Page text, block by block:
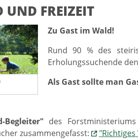
UND FREIZEIT
Zu Gast im Wald!
Rund 90 % des
Erholungssuchende
Als Gast sollte man
Begleiter" des
zusammengefasst: